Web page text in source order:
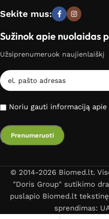
Sekite mus:
Sužinok apie nuolaidas
Užsiprenumeruok naujienlaiškį
Noriu gauti informaciją
© 2014-2026 Biomed.lt.
"Doris Group" sutikimo
puslapio Biomed.lt
sprendimas: